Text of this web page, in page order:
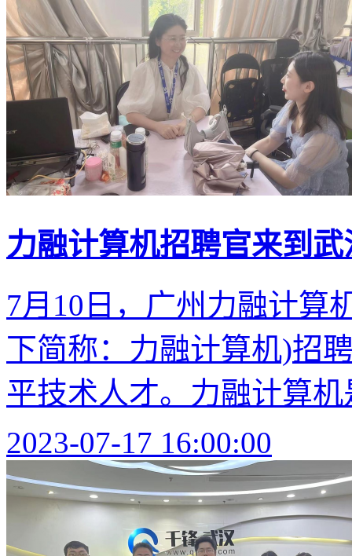
力融计算机招聘官来到
7月10日，广州力融计算
下简称：力融计算机)招
平技术人才。力融计算
2023-07-17 16:00:00